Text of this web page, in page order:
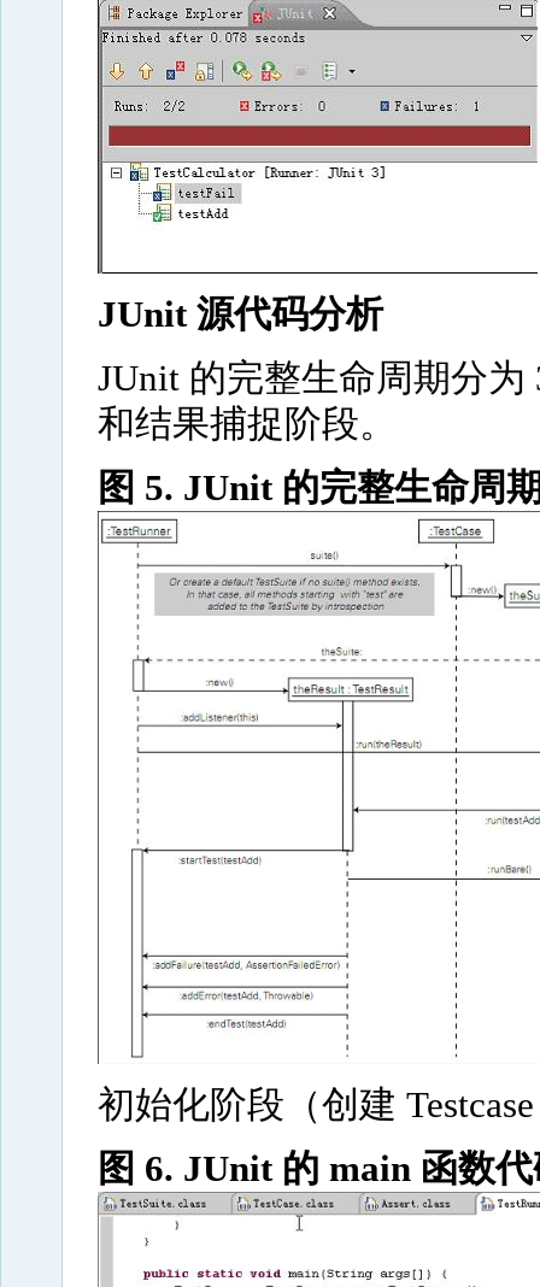
JUnit 源代码分析
JUnit 的完整生命周期分
和结果捕捉阶段。
图 5. JUnit 的完整生命周
初始化阶段（创建
图 6. JUnit 的 main 函数